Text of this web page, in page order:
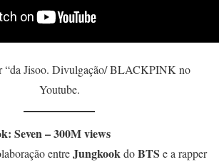
“da Jisoo. Divulgação/ BLACKPINK no
Youtube.
Seven – 300M views
entreJungkook doBTS e a rapper